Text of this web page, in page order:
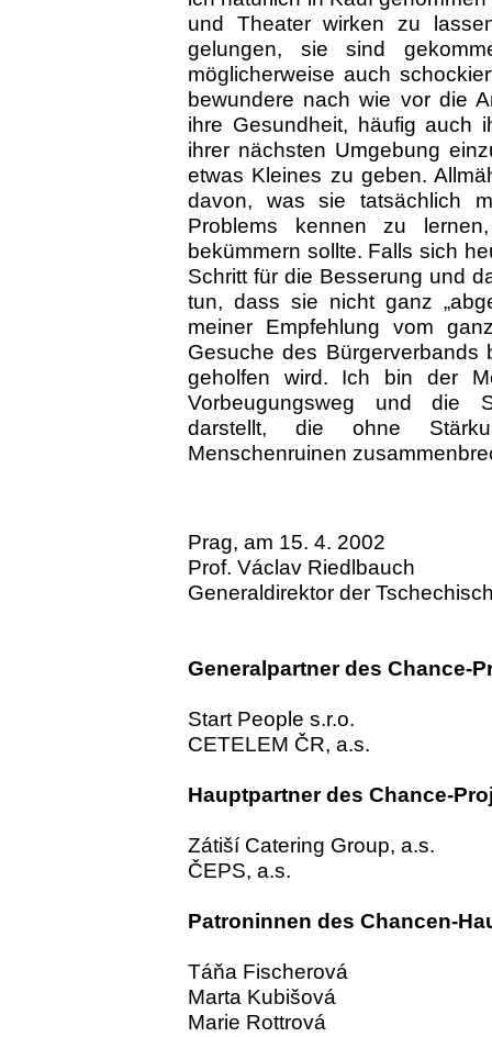
und Theater wirken zu
gelungen, sie sind
möglicherweise auch
bewundere nach wie vor die
ihre Gesundheit, häufig auch
ihrer nächsten Umgebung
etwas Kleines zu geben.
davon, was sie tatsächlich
Problems kennen zu
bekümmern sollte. Falls sich
Schritt für die Besserung und
tun, dass sie nicht ganz
meiner Empfehlung vom
Gesuche des Bürgerverbands
geholfen wird. Ich bin der
Vorbeugungsweg und die
darstellt, die ohne
Menschenruinen
Prag, am 15. 4. 2002
Prof. Václav Riedlbauch
Generaldirektor der
Generalpartner des Chance-
Start People s.r.o.
CETELEM ČR, a.s.
Hauptpartner des Chance-
Zátiší Catering Group, a.s.
ČEPS, a.s.
Patroninnen des Chancen-
Táňa Fischerová
Marta Kubišová
Marie Rottrová